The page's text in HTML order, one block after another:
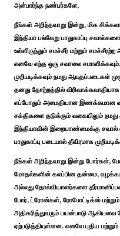
அன்பார்ந்த நண்பர்களே,
நீங்கள் அறிந்தவாறு இன்று, மிக
இந்தியா பல்வேறு பாதுகாப்பு
உள்ளிருந்தும் சமச்சீர் மற்றும்
எனவே எந்த ஒரு சவாலை சமாளிக்கவும்,
முறியடிக்கவும் நமது ஆயுதப்படைகள்
தனது தோற்றத்தில்
எப்போதும் அமைதியான இணக்கமான
சக்திகளை தடுக்கும் வகையிலும்
இந்தியாவின் இறையாண்மைக்கு சவால்
பாதுகாப்பு படையால் தீவிரமாக
நீங்கள் அறிந்தவாறு இன்று போர்கள்,
மோதல்களின் கலப்பின தன்மை,
அல்லது தோல்வியாளர்களை
போர், ட்ரோன்கள், ரோபோட்டிக்ஸ்
அதிகரித்துவரும் பயன்பாடு ஆகியவை
ஏற்படுத்தியுள்ளன. எனவே புதிய